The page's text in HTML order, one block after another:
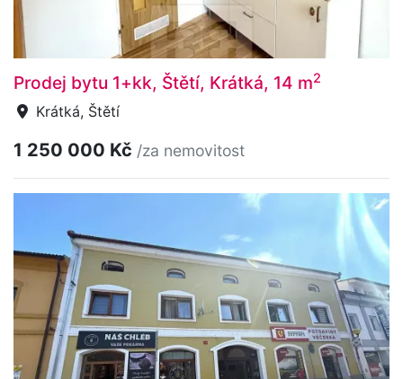
Prodej bytu 1+kk, Štětí, Krátká, 14 m2
Krátká, Štětí
1 250 000 Kč /za nemovitost